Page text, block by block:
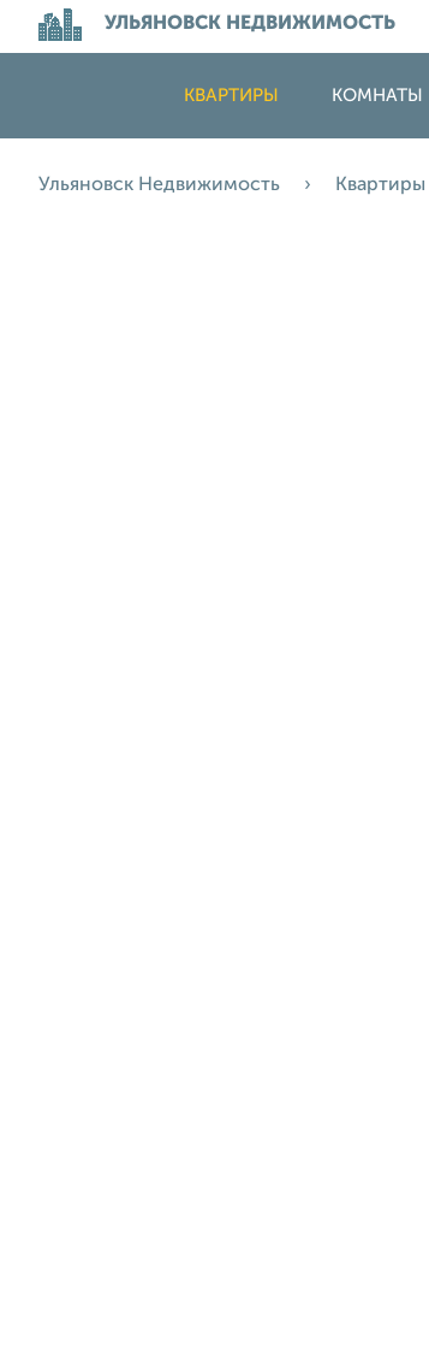
УЛЬЯНОВСК НЕДВИЖИМОСТЬ
КВАРТИРЫ КОМНАТЫ
Ульяновск Недвижимость Квартиры